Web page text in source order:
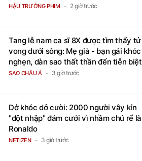
HẬU TRƯỜNG PHIM 2 giờ trước
Tang lễ nam ca sĩ 8X được tìm thấy tử
vong dưới sông: Mẹ già - bạn gái khóc
nghẹn, dàn sao thất thần đến tiễn biệt
SAO CHÂU Á 3 giờ trước
Dở khóc dở cười: 2000 người vây kín
"đột nhập" đám cưới vì nhầm chú rể là
Ronaldo
NETIZEN 3 giờ trước